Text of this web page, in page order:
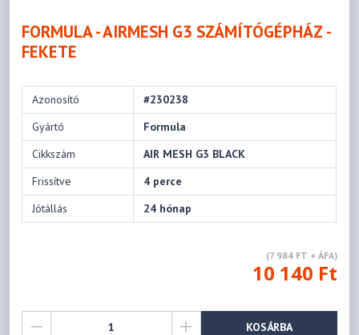
FORMULA - AIRMESH G3 SZÁMÍTÓGÉPHÁZ -
FEKETE
Azonosító
#230238
Gyártó
Formula
Cikkszám
AIR MESH G3 BLACK
Frissítve
4 perce
Jótállás
24 hónap
(7 984 FT + ÁFA)
10 140 Ft
KOSÁRBA